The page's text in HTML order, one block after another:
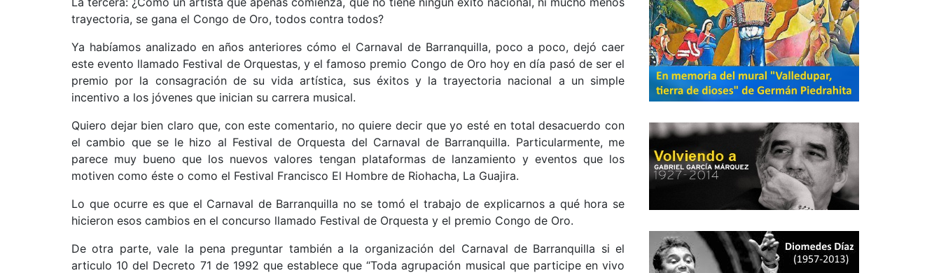
trayectoria, se gana el Congo de Oro, todos contra todos?
Ya habíamos analizado en años anteriores cómo el Carnaval de Barranquilla, poco a poco, dejó caer
este evento llamado Festival de Orquestas, y el famoso premio Congo de Oro hoy en día pasó de ser el
premio por la consagración de su vida artística, sus éxitos y la trayectoria nacional a un simple
incentivo a los jóvenes que inician su carrera musical.
Quiero dejar bien claro que, con este comentario, no quiere decir que yo esté en total desacuerdo con
el cambio que se le hizo al Festival de Orquesta del Carnaval de Barranquilla. Particularmente, me
parece muy bueno que los nuevos valores tengan plataformas de lanzamiento y eventos que los
motiven como éste o como el Festival Francisco El Hombre de Riohacha, La Guajira.
Lo que ocurre es que el Carnaval de Barranquilla no se tomó el trabajo de explicarnos a qué hora se
hicieron esos cambios en el concurso llamado Festival de Orquesta y el premio Congo de Oro.
De otra parte, vale la pena preguntar también a la organización del Carnaval de Barranquilla si el
articulo 10 del Decreto 71 de 1992 que establece que “Toda agrupación musical que participe en vivo